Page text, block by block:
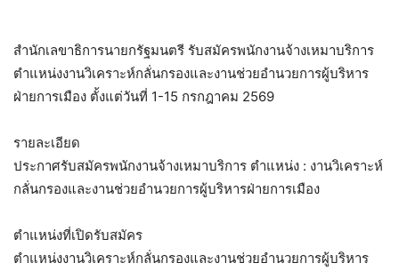
สำนักเลขาธิการนายกรัฐมนตรี รับสมัครพนักงานจ้างเหมาบริการ
ตำแหน่งงานวิเคราะห์กลั่นกรองและงานช่วยอำนวยการผู้บริหาร
ฝ่ายการเมือง ตั้งแต่วันที่ 1-15 กรกฎาคม 2569
รายละเอียด
ประกาศรับสมัครพนักงานจ้างเหมาบริการ ตำแหน่ง : งานวิเคราะห์
กลั่นกรองและงานช่วยอำนวยการผู้บริหารฝ่ายการเมือง
ตำแหน่งที่เปิดรับสมัคร
ตำแหน่งงานวิเคราะห์กลั่นกรองและงานช่วยอำนวยการผู้บริหาร